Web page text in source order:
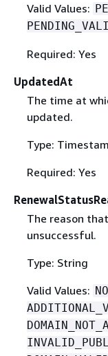
Valid Values:
Required: Yes
UpdatedAt
The time at
updated.
Type:
Required: Yes
The reason
unsuccessful.
Type: String
Valid Values: